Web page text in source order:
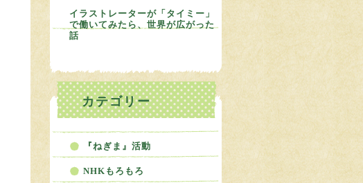
イラストレーターが「タイミー」
で働いてみたら、世界が広がった
話
カテゴリー
ねぎBLOG
『ねぎま』活動
NHKもろもろ